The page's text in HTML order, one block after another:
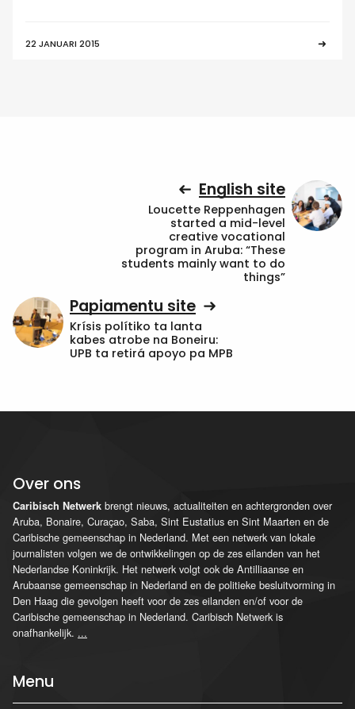
22 JANUARI 2015
English site
Loucette Reppenhagen
started a mid-level
creative vocational
program in Aruba: “These
students mainly want to do
things”
Papiamentu site
Krísis polítiko ta lanta
kabes atrobe na Boneiru:
UPB ta retirá apoyo pa MPB
Over ons
Caribisch Netwerk brengt nieuws, actualiteiten en achtergronden over
Aruba, Bonaire, Curaçao, Saba, Sint Eustatius en Sint Maarten en de
Caribische gemeenschap in Nederland. Met een netwerk van lokale
journalisten volgen we de ontwikkelingen op de zes eilanden van het
Nederlandse Koninkrijk. Het netwerk volgt ook de Antilliaanse en
Arubaanse gemeenschap in Nederland en de politieke besluitvorming in
Den Haag die gevolgen heeft voor de zes eilanden en/of voor de
Caribische gemeenschap in Nederland. Caribisch Netwerk is
onafhankelijk. ...
Menu